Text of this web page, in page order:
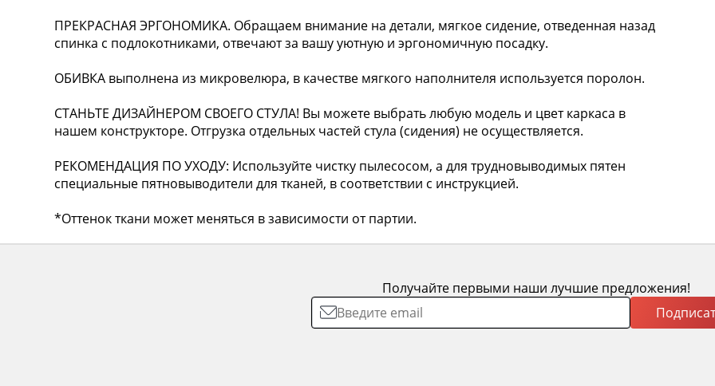
ПРЕКРАСНАЯ ЭРГОНОМИКА. Обращаем внимание на детали, мягкое сидение, отведенная назад
спинка с подлокотниками, отвечают за вашу уютную и эргономичную посадку.
ОБИВКА выполнена из микровелюра, в качестве мягкого наполнителя используется поролон.
СТАНЬТЕ ДИЗАЙНЕРОМ СВОЕГО СТУЛА! Вы можете выбрать любую модель и цвет каркаса в
нашем конструкторе. Отгрузка отдельных частей стула (сидения) не осуществляется.
РЕКОМЕНДАЦИЯ ПО УХОДУ: Используйте чистку пылесосом, а для трудновыводимых пятен
специальные пятновыводители для тканей, в соответствии с инструкцией.
*Оттенок ткани может меняться в зависимости от партии.
Получайте первыми наши лучшие предложения!